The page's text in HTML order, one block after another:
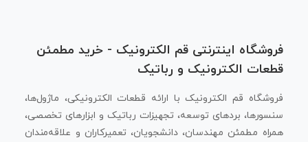
فروشگاه اینترنتی قم الکترونیک - خرید مطمئن
قطعات الکترونیک و رباتیک
فروشگاه قم الکترونیک با ارائه قطعات الکترونیکی، ماژول‌ها،
سنسورها، بردهای توسعه، تجهیزات رباتیک و ابزارهای تخصصی،
همراه مطمئن مهندسان، دانشجویان، تعمیرکاران و علاقه‌مندان